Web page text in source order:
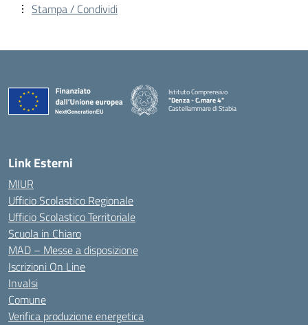
Stampa / Condividi
Istituto Comprensivo
"Denza - C.mare 4"
Castellammare di Stabia
Link Esterni
MIUR
Ufficio Scolastico Regionale
Ufficio Scolastico Territoriale
Scuola in Chiaro
MAD – Messe a disposizione
Iscrizioni On Line
Invalsi
Comune
Verifica produzione energetica